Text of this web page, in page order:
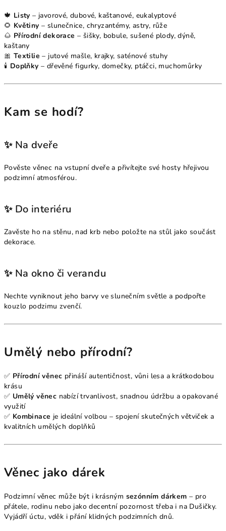
🍁 Listy – javorové, dubové, kaštanové, eukalyptové
🌻 Květiny – slunečnice, chryzantémy, astry, růže
🌰 Přírodní dekorace – šišky, bobule, sušené plody, dýně,
kaštany
🎀 Textilie – jutové mašle, krajky, saténové stuhy
🕯️ Doplňky – dřevěné figurky, domečky, ptáčci, muchomůrky
Kam se hodí?
✨ Na dveře
Pověste věnec na vstupní dveře a přivítejte své hosty hřejivou
podzimní atmosférou.
✨ Do interiéru
Zavěste ho na stěnu, nad krb nebo položte na stůl jako součást
dekorace.
✨ Na okno či verandu
Nechte vyniknout jeho barvy ve slunečním světle a podpořte
kouzlo podzimu zvenčí.
Umělý nebo přírodní?
✅ Přírodní věnec přináší autentičnost, vůni lesa a krátkodobou
krásu
✅ Umělý věnec nabízí trvanlivost, snadnou údržbu a opakované
využití
✅ Kombinace je ideální volbou – spojení skutečných větviček a
kvalitních umělých doplňků
Věnec jako dárek
Podzimní věnec může být i krásným sezónním dárkem – pro
přátele, rodinu nebo jako decentní pozornost třeba i na Dušičky.
Vyjádří úctu, vděk i přání klidných podzimních dnů.